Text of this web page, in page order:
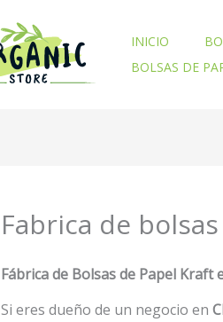
INICIO
BOLSAS DE
Fabrica de
Fábrica de Bolsas de Papel
Si eres dueño de un negocio en